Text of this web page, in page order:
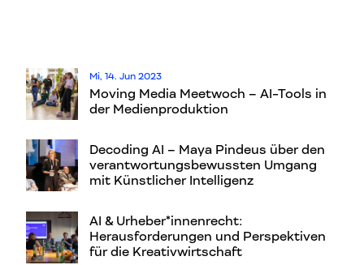
Mi, 14. Jun 2023
Moving Media Meetwoch – AI-Tools in
der Medienproduktion
Decoding AI – Maya Pindeus über den
verantwortungsbewussten Umgang
mit Künstlicher Intelligenz
AI & Urheber*innenrecht:
Herausforderungen und Perspektiven
für die Kreativwirtschaft